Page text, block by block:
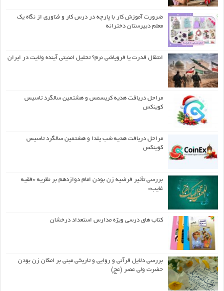
ضرورت آموزش کار با پارچه در درس کار و فناوری از نگاه یک
معلم دبیرستان دخترانه
انتقال قدرت یا فروپاشی نرم؟ تحلیل امنیتی آینده ولایت در ایران
مراحل دریافت هدیه کریسمس و هشتمین سالگرد تاسیس
کوینکس
مراحل دریافت هدیه شب یلدا و هشتمین سالگرد تاسیس
کوینکس
بررسی تأثیر فرضیه زن بودن امام دوازدهم بر نظریه «فقیه
غایب»
کتاب های درسی ویژه مدارس استعداد درخشان
بررسی دلایل قرآنی و روایی و تاریخی مبنی بر امکان زن بودن
حضرت ولی عصر (عج)